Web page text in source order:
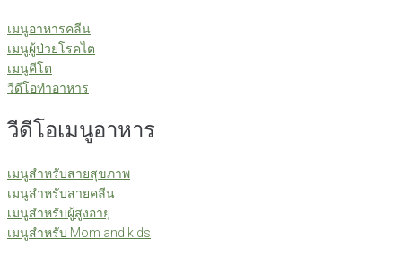
เมนูอาหารคลีน
เมนูผู้ป่วยโรคไต
เมนูคีโต
วีดีโอทำอาหาร
วีดีโอเมนูอาหาร
เมนูสำหรับสายสุขภาพ
เมนูสำหรับสายคลีน
เมนูสำหรับผู้สูงอายุ
เมนูสำหรับ Mom and kids